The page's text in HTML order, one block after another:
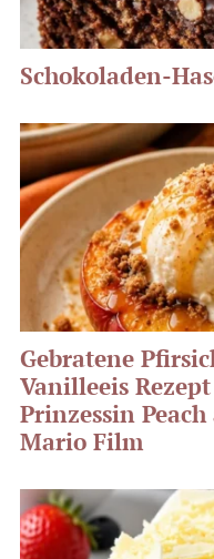
Schokoladen-
Gebratene
Vanilleeis
Prinzessin
Mario Film